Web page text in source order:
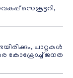
സെക്രട്ടറി,
പാറ്റകൾ
കോക്രോച്ച് ജനത